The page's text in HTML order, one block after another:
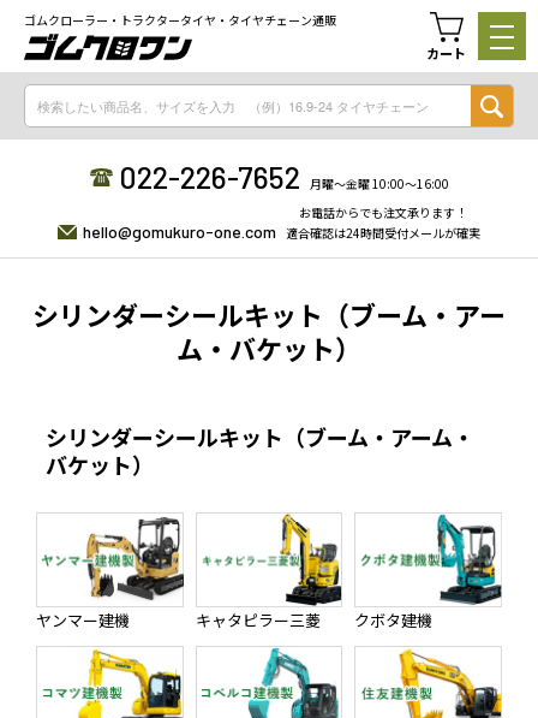
ゴムクローラー・トラクタータイヤ・タイヤチェーン通販
カート
022-226-7652 月曜〜金曜 10:00〜16:00
hello@gomukuro-one.com
お電話からでも注文承ります！
適合確認は24時間受付メールが確実
シリンダーシールキット（ブーム・アー
ム・バケット）
シリンダーシールキット（ブーム・アーム・
バケット）
ヤンマー建機 キャタピラー三菱 クボタ建機